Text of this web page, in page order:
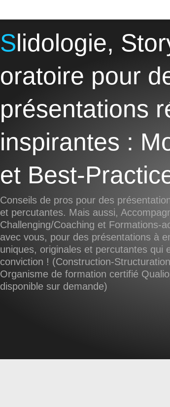
Slidologie, Storytelling et Art
oratoire pour
présentations
inspirantes :
et Best-
Conseils de pros pour des
et percutantes. Mais aussi,
Challenging/Coaching et Formations-
avec vous, pour des présentations à
uniques, originales et percutantes qui
conviction ! (Construction-
Organisme de formation certifié
disponible sur demande)